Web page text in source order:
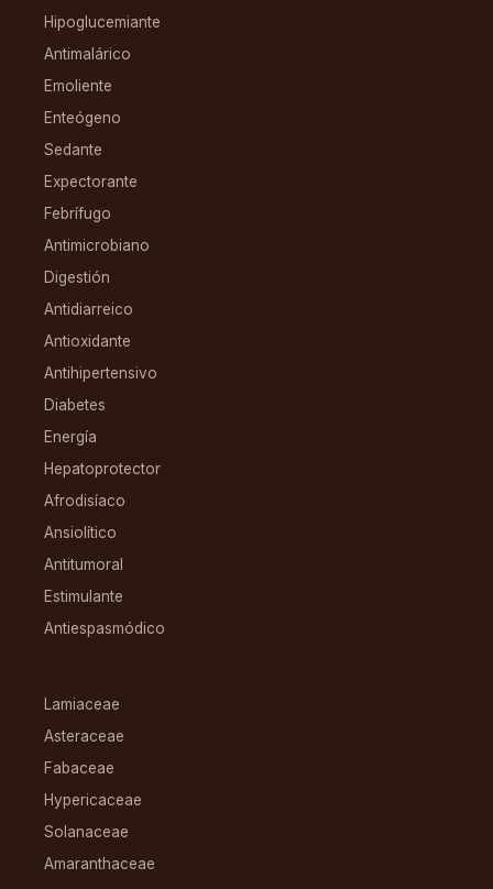
Hipoglucemiante
Antimalárico
Emoliente
Enteógeno
Sedante
Expectorante
Febrífugo
Antimicrobiano
Digestión
Antidiarreico
Antioxidante
Antihipertensivo
Diabetes
Energía
Hepatoprotector
Afrodisíaco
Ansiolítico
Antitumoral
Estimulante
Antiespasmódico
Lamiaceae
Asteraceae
Fabaceae
Hypericaceae
Solanaceae
Amaranthaceae